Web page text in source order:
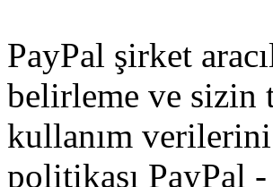
PayPal şirket
belirleme ve sizin
kullanım verilerini
politikası PayPal -